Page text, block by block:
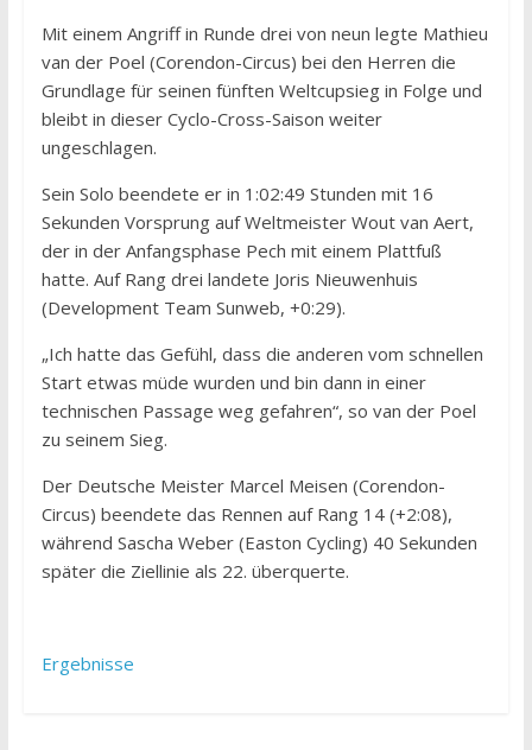
Mit einem Angriff in Runde drei von neun legte Mathieu
van der Poel (Corendon-Circus) bei den Herren die
Grundlage für seinen fünften Weltcupsieg in Folge und
bleibt in dieser Cyclo-Cross-Saison weiter
ungeschlagen.
Sein Solo beendete er in 1:02:49 Stunden mit 16
Sekunden Vorsprung auf Weltmeister Wout van Aert,
der in der Anfangsphase Pech mit einem Plattfuß
hatte. Auf Rang drei landete Joris Nieuwenhuis
(Development Team Sunweb, +0:29).
„Ich hatte das Gefühl, dass die anderen vom schnellen
Start etwas müde wurden und bin dann in einer
technischen Passage weg gefahren“, so van der Poel
zu seinem Sieg.
Der Deutsche Meister Marcel Meisen (Corendon-
Circus) beendete das Rennen auf Rang 14 (+2:08),
während Sascha Weber (Easton Cycling) 40 Sekunden
später die Ziellinie als 22. überquerte.
Ergebnisse